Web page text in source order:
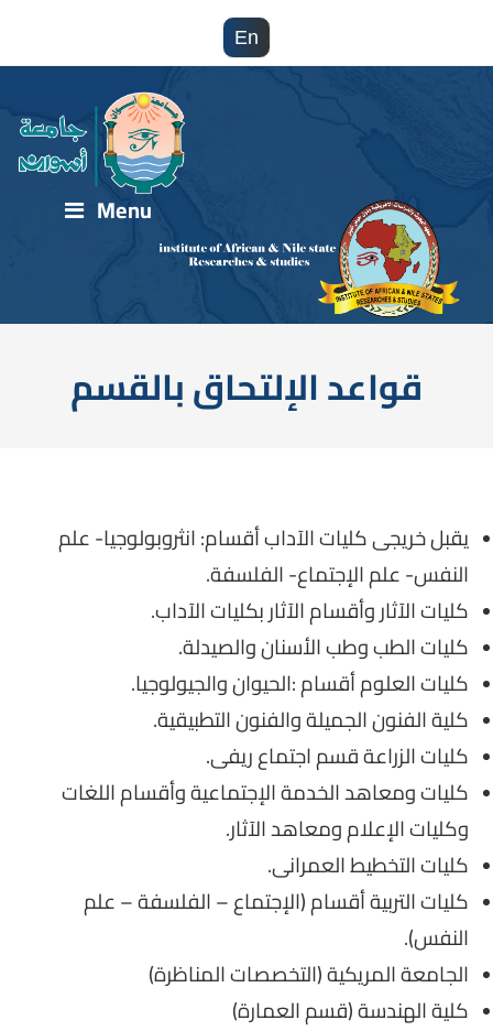
En
Menu
قواعد الإلتحاق بالقسم
يقبل خريجى كليات الآداب أقسام: انثروبولوجيا- علم
النفس- علم الإجتماع- الفلسفة.
كليات الآثار وأقسام الآثار بكليات الآداب.
كليات الطب وطب الأسنان والصيدلة.
كليات العلوم أقسام :الحيوان والجيولوجيا.
كلية الفنون الجميلة والفنون التطبيقية.
كليات الزراعة قسم اجتماع ريفى.
كليات ومعاهد الخدمة الإجتماعية وأقسام اللغات
وكليات الإعلام ومعاهد الآثار.
كليات التخطيط العمرانى.
كليات التربية أقسام (الإجتماع – الفلسفة – علم
النفس).
الجامعة المريكية (التخصصات المناظرة)
كلية الهندسة (قسم العمارة)